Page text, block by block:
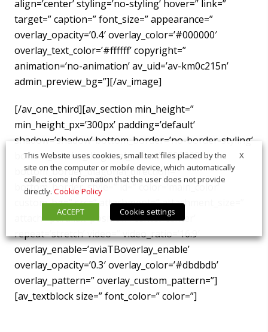
align=’center’ styling=’no-styling’ hover=” link=”
target=” caption=” font_size=” appearance=”
overlay_opacity=’0.4′ overlay_color=’#000000′
overlay_text_color=’#ffffff’ copyright=”
animation=’no-animation’ av_uid=’av-km0c215n’
admin_preview_bg=”][/av_image]
[/av_one_third][av_section min_height=”
min_height_px=’300px’ padding=’default’
shadow=’shadow’ bottom_border=’no-border-styling’
bottom_border_diagonal_color=’#333333′
bottom_border_diagonal_direction=”
bottom_border_style=” id=” color=’main_color’
custom_bg=” src=” attachment=” attachment_size=”
attach=’parallax’ position=’center center’
repeat=’stretch’ video=” video_ratio=’16:9′
overlay_enable=’aviaTBoverlay_enable’
overlay_opacity=’0.3′ overlay_color=’#dbdbdb’
overlay_pattern=” overlay_custom_pattern=”]
[av_textblock size=” font_color=” color=”]
X
This Website uses cookies, small text files placed by the
site on the computer or mobile device, which automatically
collect some information that the user does not provide
directly. Cookie Policy
ACCEPT
Cookie settings